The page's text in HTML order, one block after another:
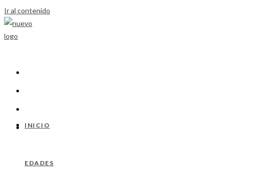
Ir al contenido
INICIO
EDADES